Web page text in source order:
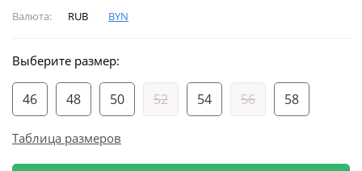
Валюта: RUB BYN
Выберите размер:
46 48 50 52 54 56 58
Таблица размеров